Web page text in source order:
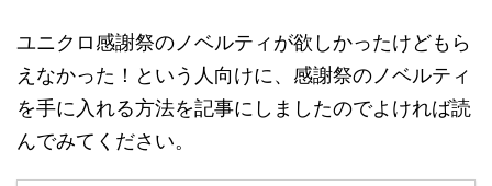
ユニクロ感謝祭のノベルティが欲しかったけどもら
えなかった！という人向けに、感謝祭のノベルティ
を手に入れる方法を記事にしましたのでよければ読
んでみてください。